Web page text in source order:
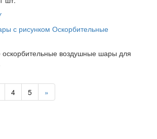
с рисунком Оскорбительные
оскорбительные воздушные шары для
4 5 »